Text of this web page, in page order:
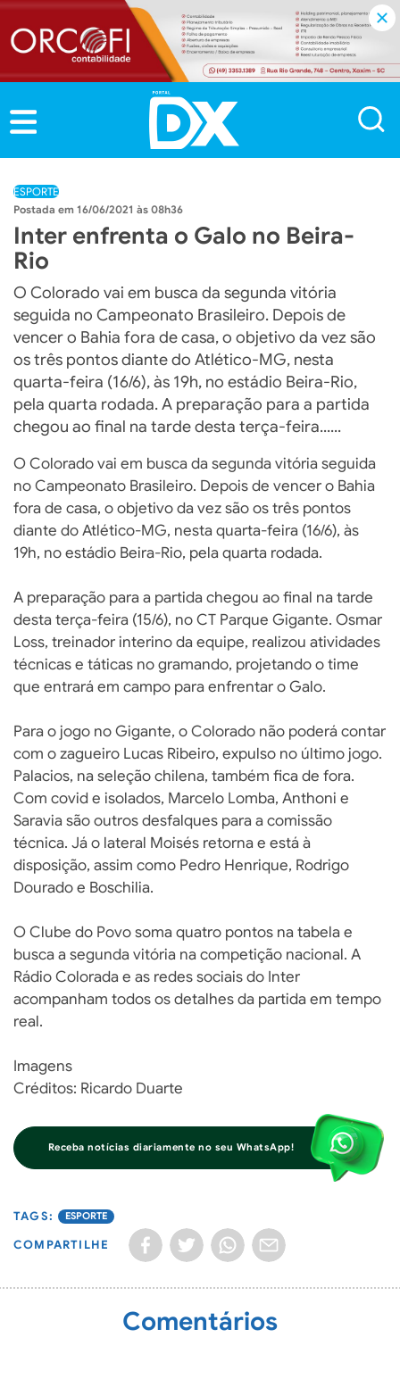
ESPORTE
16/06/2021 às 08h36
Inter enfrenta o Galo no Beira-
Rio
O Colorado vai em busca da segunda vitória
seguida no Campeonato Brasileiro. Depois de
vencer o Bahia fora de casa, o objetivo da vez são
os três pontos diante do Atlético-MG, nesta
quarta-feira (16/6), às 19h, no estádio Beira-Rio,
pela quarta rodada. A preparação para a partida
chegou ao final na tarde desta terça-feira......
O Colorado vai em busca da segunda vitória seguida
no Campeonato Brasileiro. Depois de vencer o Bahia
fora de casa, o objetivo da vez são os três pontos
diante do Atlético-MG, nesta quarta-feira (16/6), às
19h, no estádio Beira-Rio, pela quarta rodada.
A preparação para a partida chegou ao final na tarde
desta terça-feira (15/6), no CT Parque Gigante. Osmar
Loss, treinador interino da equipe, realizou atividades
técnicas e táticas no gramando, projetando o time
que entrará em campo para enfrentar o Galo.
Para o jogo no Gigante, o Colorado não poderá contar
com o zagueiro Lucas Ribeiro, expulso no último jogo.
Palacios, na seleção chilena, também fica de fora.
Com covid e isolados, Marcelo Lomba, Anthoni e
Saravia são outros desfalques para a comissão
técnica. Já o lateral Moisés retorna e está à
disposição, assim como Pedro Henrique, Rodrigo
Dourado e Boschilia.
O Clube do Povo soma quatro pontos na tabela e
busca a segunda vitória na competição nacional. A
Rádio Colorada e as redes sociais do Inter
acompanham todos os detalhes da partida em tempo
real.
Imagens
Créditos: Ricardo Duarte
Receba notícias diariamente no seu WhatsApp!
ESPORTE
COMPARTILHE
Comentários